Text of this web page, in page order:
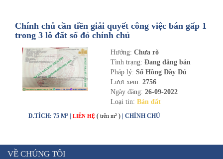
Chính chủ cần tiền giải quyết công việc bán gấp 1
trong 3 lô đất sổ đỏ chính chủ
Hướng: Chưa rõ
Tình trạng: Đang đăng bán
Pháp lý: Sổ Hồng Đầy Đủ
Lượt xem: 2756
Ngày đăng: 26-09-2022
Loại tin: Bán đất
D.TÍCH: 75 M² | LIÊN HỆ ( trên m² ) | CHÍNH CHỦ
VỀ CHÚNG TÔI